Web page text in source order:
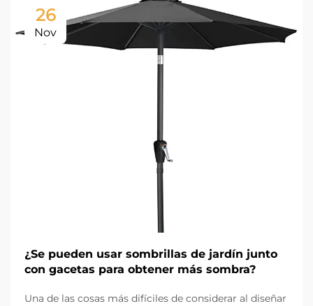
26
Nov
¿Se pueden usar sombrillas de jardín junto
con gacetas para obtener más sombra?
Una de las cosas más difíciles de considerar al diseñar